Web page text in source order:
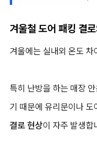
겨울철 도어 패킹 결
겨울에는 실내외 온도
특히 난방을 하는 매장
기 때문에 유리문이나
결로 현상이 자주 발생합